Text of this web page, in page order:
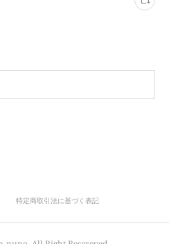
特定商取引法に基づく表記